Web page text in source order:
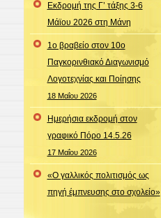
Εκδρομή της Γ’ τάξης 3-6
Μάϊου 2026 στη Μάνη
1ο βραβείο στον 10ο
Παγκορινθιακό Διαγωνισμό
Λογοτεχνίας και Ποίησης
18 Μαΐου 2026
Ημερήσια εκδρομή στον
γραφικό Πόρο 14.5.26
17 Μαΐου 2026
«Ο γαλλικός πολιτισμός ως
πηγή έμπνευσης στο σχολείο»